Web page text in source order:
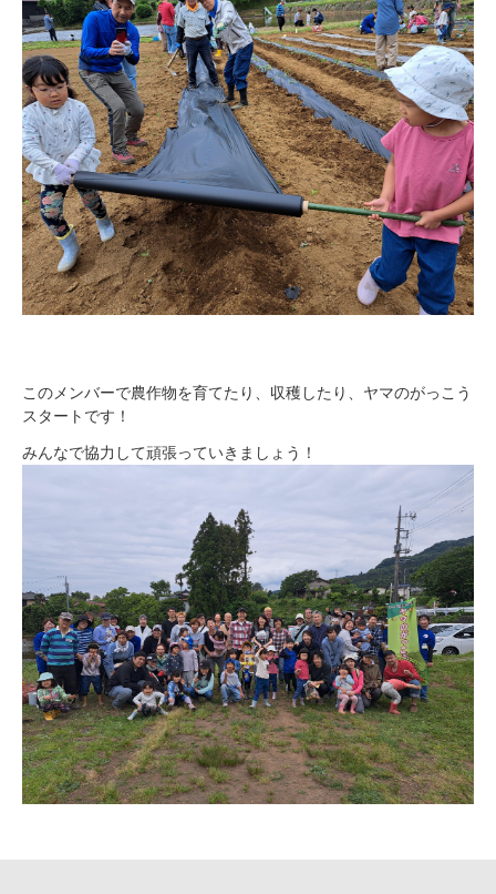
このメンバーで農作物を育てたり、収穫したり、ヤマのがっこう
スタートです！
みんなで協力して頑張っていきましょう！